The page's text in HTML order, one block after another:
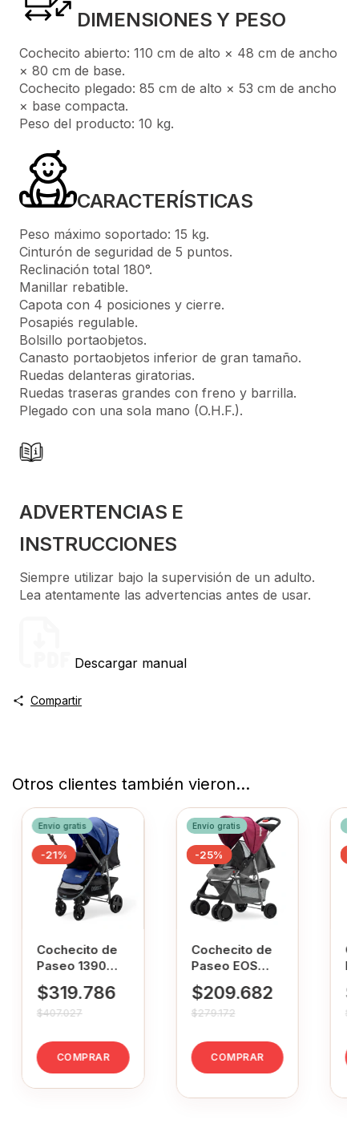
DIMENSIONES Y PESO
Cochecito abierto: 110 cm de alto × 48 cm de ancho
× 80 cm de base.
Cochecito plegado: 85 cm de alto × 53 cm de ancho
× base compacta.
Peso del producto: 10 kg.
CARACTERÍSTICAS
Peso máximo soportado: 15 kg.
Cinturón de seguridad de 5 puntos.
Reclinación total 180°.
Manillar rebatible.
Capota con 4 posiciones y cierre.
Posapiés regulable.
Bolsillo portaobjetos.
Canasto portaobjetos inferior de gran tamaño.
Ruedas delanteras giratorias.
Ruedas traseras grandes con freno y barrilla.
Plegado con una sola mano (O.H.F.).
ADVERTENCIAS E
INSTRUCCIONES
Siempre utilizar bajo la supervisión de un adulto.
Lea atentamente las advertencias antes de usar.
Descargar manual
Compartir
Otros clientes también vieron...
Envío gratis
Cochecito de
Paseo 1390
Bebesit
Manillar
Rebatible Azul
$319.786
-21%
$407.027
Envío gratis
Cochecito de
Paseo EOS
Bebesit
Morado
$209.682
-25%
$279.172
COMPRAR